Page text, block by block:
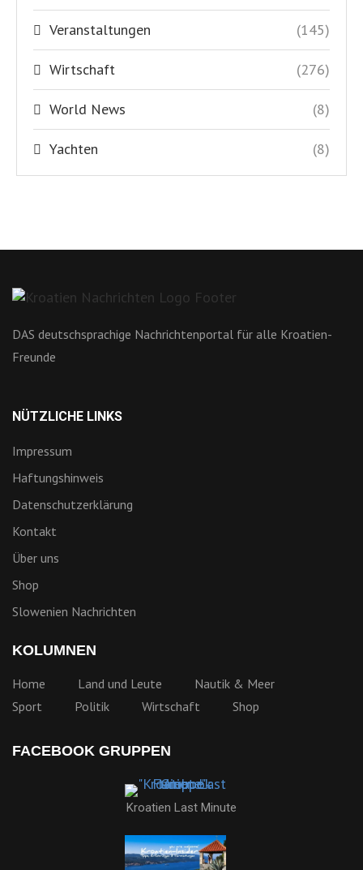
Veranstaltungen (145)
Wirtschaft (276)
World News (8)
Yachten (8)
DAS deutschsprachige Nachrichtenportal für alle Kroatien-
Freunde
NÜTZLICHE LINKS
Impressum
Haftungshinweis
Datenschutzerklärung
Kontakt
Über uns
Shop
Slowenien Nachrichten
KOLUMNEN
Home Land und Leute
Nautik & Meer
Sport
Politik Wirtschaft Shop
FACEBOOK GRUPPEN
Kroatien Last Minute